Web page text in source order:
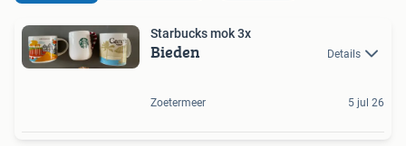
Starbucks mok 3x
Bieden Details
Zoetermeer 5 jul 26